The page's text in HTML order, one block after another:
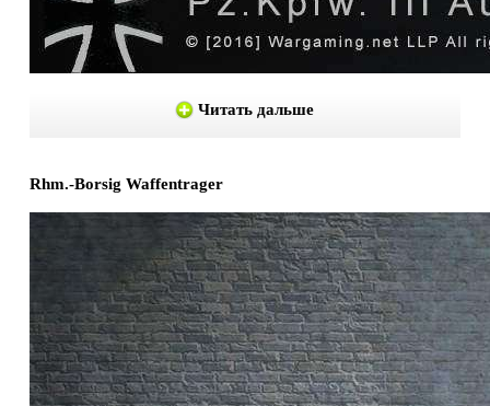
Читать дальше
Rhm.-Borsig Waffentrager